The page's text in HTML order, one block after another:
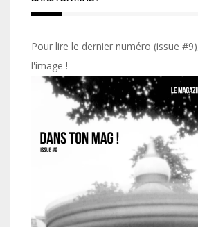
Pour lire le dernier numéro (issue
l'image !